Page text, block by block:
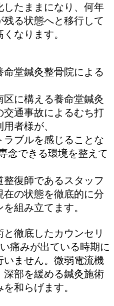
たままになり、何年
る状態へと移行して
なります。
堂鍼灸整骨院による
に構える養命堂鍼灸
通事故によるむち打
者様が、
ブルを感じることな
念できる環境を整えて
復師であるスタッフ
の状態を徹底的に分
組み立てます。
と徹底したカウンセリ
痛みが出ている時期に
ません。微弱電流機
部を緩める鍼灸施術
和らげます。